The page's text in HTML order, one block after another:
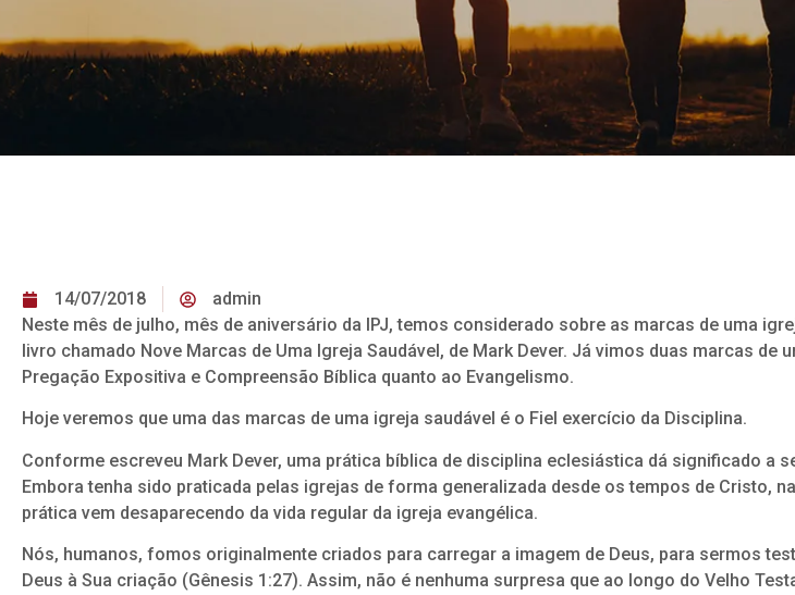
14/07/2018
admin
Neste mês de julho, mês de aniversário da IPJ, temos considerado sobre as marcas de uma
livro chamado Nove Marcas de Uma Igreja Saudável, de Mark Dever. Já vimos duas marcas de
Pregação Expositiva e Compreensão Bíblica quanto ao Evangelismo.
Hoje veremos que uma das marcas de uma igreja saudável é o Fiel exercício da Disciplina.
Conforme escreveu Mark Dever, uma prática bíblica de disciplina eclesiástica dá significado a
Embora tenha sido praticada pelas igrejas de forma generalizada desde os tempos de Cristo,
prática vem desaparecendo da vida regular da igreja evangélica.
Nós, humanos, fomos originalmente criados para carregar a imagem de Deus, para sermos
Deus à Sua criação (Gênesis 1:27). Assim, não é nenhuma surpresa que ao longo do Velho